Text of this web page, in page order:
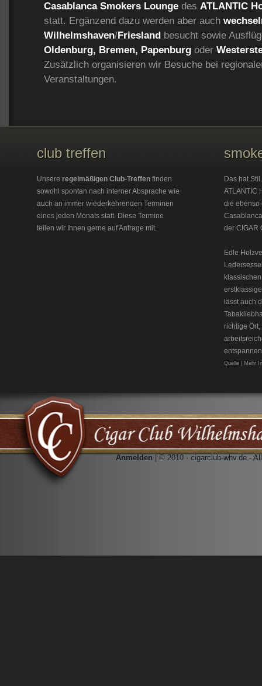
Casablanca Smokers Loungedes ATLANTIC
statt. Ergänzend dazu werden aber auch
Wilhelmshaven/Friesland besucht sowie
Oldenburg, Bremen, Papenburg oder
Zusätzlich organisieren wir Besuche bei
Veranstaltungen.
club treffen
Unsere regelmäßigen Club-Treffen finden
sowohl spontan nach interner Absprache wie
auch an immer wiederkehrenden Terminen
eines jeden Monats statt. Diese Termine
teilen wir Ihnen gerne auf Anfrage mit.
Das hat
ATLANTIC
die ebenso
der CIGAR
Edle
lässt auch
richtige
Quelle | Mehr
Anmelden | © 2010 · cigarclub-whv.de -